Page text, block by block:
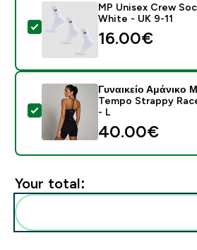
Select this product - MP
MP Unisex Crew
White - UK 9-11
16.00€‎
Select this product -
Γυναικείο Αμάνικο
Tempo Strappy
- L
40.00€‎
Your total: